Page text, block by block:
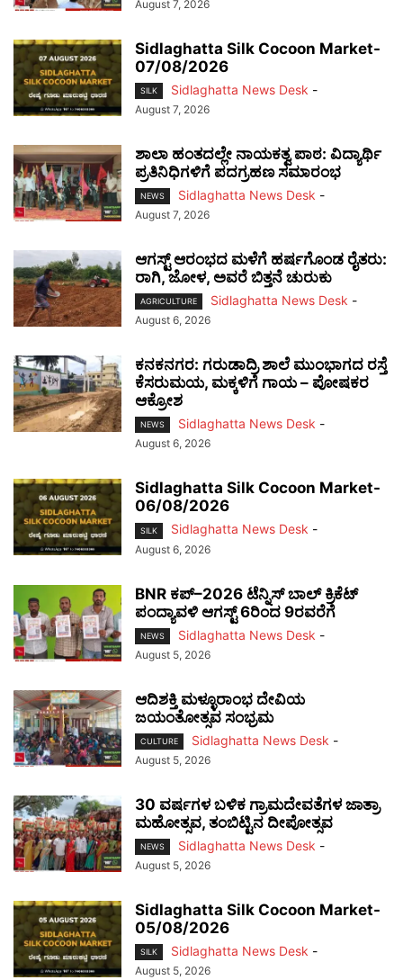
August 7, 2026
Sidlaghatta Silk Cocoon Market-
07/08/2026
SILK Sidlaghatta News Desk -
August 7, 2026
ಶಾಲಾ ಹಂತದಲ್ಲೇ ನಾಯಕತ್ವ ಪಾಠ: ವಿದ್ಯಾರ್ಥಿ
ಪ್ರತಿನಿಧಿಗಳಿಗೆ ಪದಗ್ರಹಣ ಸಮಾರಂಭ
NEWS Sidlaghatta News Desk -
August 7, 2026
ಆಗಸ್ಟ್ ಆರಂಭದ ಮಳೆಗೆ ಹರ್ಷಗೊಂಡ ರೈತರು:
ರಾಗಿ, ಜೋಳ, ಅವರೆ ಬಿತ್ತನೆ ಚುರುಕು
AGRICULTURE Sidlaghatta News Desk -
August 6, 2026
ಕನಕನಗರ: ಗರುಡಾದ್ರಿ ಶಾಲೆ ಮುಂಭಾಗದ ರಸ್ತೆ
ಕೆಸರುಮಯ, ಮಕ್ಕಳಿಗೆ ಗಾಯ – ಪೋಷಕರ
ಆಕ್ರೋಶ
NEWS Sidlaghatta News Desk -
August 6, 2026
Sidlaghatta Silk Cocoon Market-
06/08/2026
SILK Sidlaghatta News Desk -
August 6, 2026
BNR ಕಪ್–2026 ಟೆನ್ನಿಸ್ ಬಾಲ್ ಕ್ರಿಕೆಟ್
ಪಂದ್ಯಾವಳಿ ಆಗಸ್ಟ್ 6ರಿಂದ 9ರವರೆಗೆ
NEWS Sidlaghatta News Desk -
August 5, 2026
ಆದಿಶಕ್ತಿ ಮಳ್ಳೂರಾಂಭ ದೇವಿಯ
ಜಯಂತೋತ್ಸವ ಸಂಭ್ರಮ
CULTURE Sidlaghatta News Desk -
August 5, 2026
30 ವರ್ಷಗಳ ಬಳಿಕ ಗ್ರಾಮದೇವತೆಗಳ ಜಾತ್ರಾ
ಮಹೋತ್ಸವ, ತಂಬಿಟ್ಟಿನ ದೀಪೋತ್ಸವ
NEWS Sidlaghatta News Desk -
August 5, 2026
Sidlaghatta Silk Cocoon Market-
05/08/2026
SILK Sidlaghatta News Desk -
August 5, 2026